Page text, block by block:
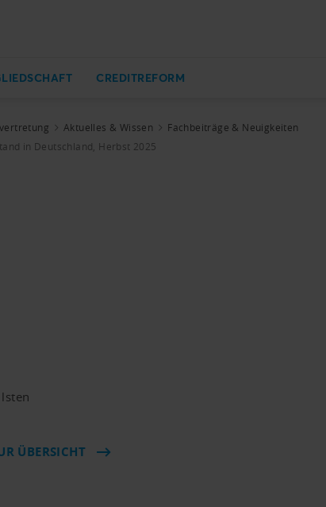
CREDITREFORM
Aktuelles & Wissen
Fachbeiträge & Neuigkeiten
in Deutschland, Herbst 2025
ÜBERSICHT